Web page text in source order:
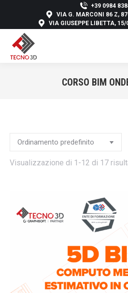
+39 0984
VIA G. MARCONI 86 Z,
VIA GIUSEPPE LIBETTA,
CORSO BIM
Visualizzazione di 1-12 di 17